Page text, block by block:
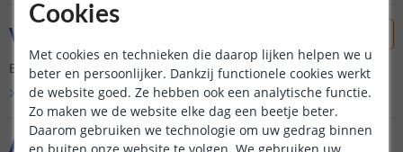
Aanvullende producten
Vraag & antwoord
Er is nog geen vraag gesteld over dit product.
Bekijk alle Vraag & antwoord
Cookies
Met cookies en technieken die daarop lijken helpen we u
beter en persoonlijker. Dankzij functionele cookies werkt
de website goed. Ze hebben ook een analytische functie.
Zo maken we de website elke dag een beetje beter.
Daarom gebruiken we technologie om uw gedrag binnen
en buiten onze website te volgen. We gebruiken uw